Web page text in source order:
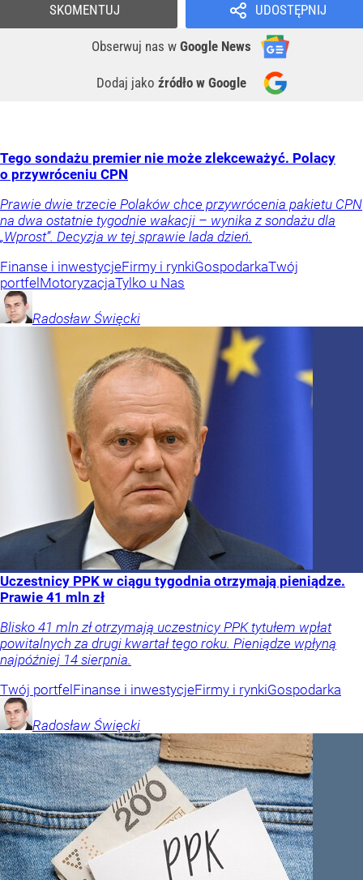
UDOSTĘPNIJ
Obserwuj nas w Google News
Dodaj jako źródło w Google
SKOMENTUJ
Tego sondażu premier nie może zlekceważyć. Polacy
o przywróceniu CPN
Prawie dwie trzecie Polaków chce przywrócenia pakietu CPN
na dwa ostatnie tygodnie wakacji – wynika z sondażu dla
„Wprost”. Decyzja w tej sprawie lada dzień.
Finanse i inwestycjeFirmy i rynkiGospodarkaTwój
portfel MotoryzacjaTylko u Nas
Radosław Święcki
Uczestnicy PPK w ciągu tygodnia otrzymają pieniądze.
Prawie 41 mln zł
Blisko 41 mln zł otrzymają uczestnicy PPK tytułem wpłat
powitalnych za drugi kwartał tego roku. Pieniądze wpłyną
najpóźniej 14 sierpnia.
Twój portfel Finanse i inwestycjeFirmy i rynkiGospodarka
Radosław Święcki